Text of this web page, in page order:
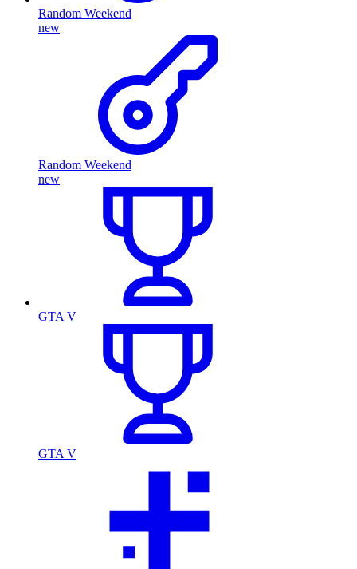
Random Weekend
new
Random Weekend
new
GTA V
GTA V